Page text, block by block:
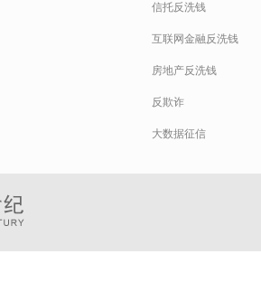
信托反洗钱
互联网金融反洗钱
房地产反洗钱
反欺诈
大数据征信